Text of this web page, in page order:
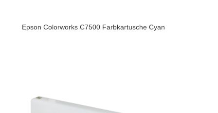
Epson Colorworks C7500 Farbkartusche Cyan